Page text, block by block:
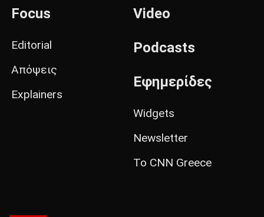
Focus
Editorial
Απόψεις
Explainers
Video
Podcasts
Εφημερίδες
Widgets
Newsletter
Το CNN Greece